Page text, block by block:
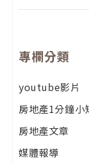
專欄分類
youtube影片
房地產1分鐘小
房地產文章
媒體報導